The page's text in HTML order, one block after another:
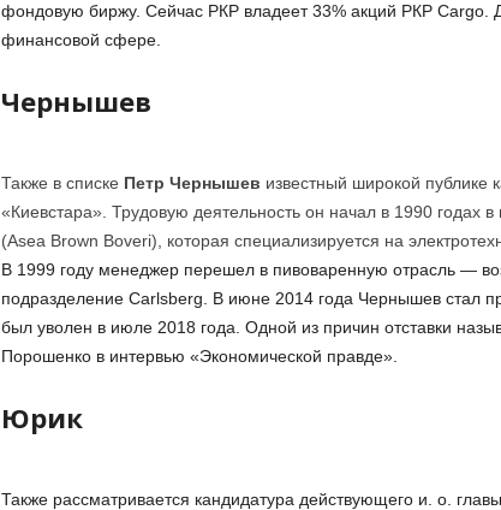
фондовую биржу. Сейчас РКР владеет 33% акций РКР Cargo.
финансовой сфере.
Чернышев
Также в списке Петр Чернышев известный широкой публике
«Киевстара». Трудовую деятельность он начал в 1990 годах
(Asea Brown Boveri), которая специализируется на
В 1999 году менеджер перешел в пивоваренную отрасль —
подразделение Carlsberg. В июне 2014 года Чернышев стал
был уволен в июле 2018 года. Одной из причин отставки
Порошенко в интервью «Экономической правде».
Юрик
Также рассматривается кандидатура действующего и. о.